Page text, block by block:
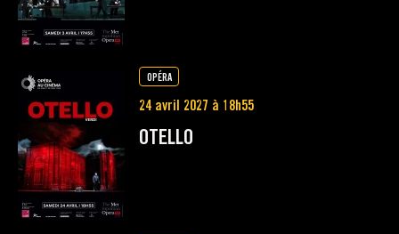
OPÉRA
24 avril 2027 à 18h55
OTELLO